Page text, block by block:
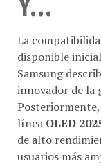
disponible
Samsung
innovador de la
Posteriormente,
líneaOLED
de alto
usuarios más
productos se